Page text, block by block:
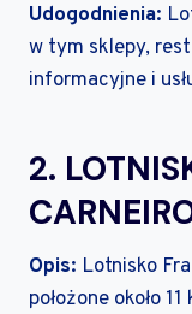
Udogodnienia:
w tym sklepy,
informacyjne i
2.
Opis: Lotnisko
położone około